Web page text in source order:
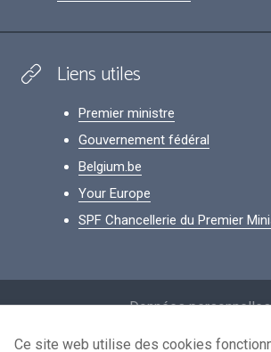
Liens utiles
Premier ministre
Gouvernement fédéral
Belgium.be
Your Europe
SPF Chancellerie du Premier
Données personnelles
Conditions de
Ce site web utilise des cookies